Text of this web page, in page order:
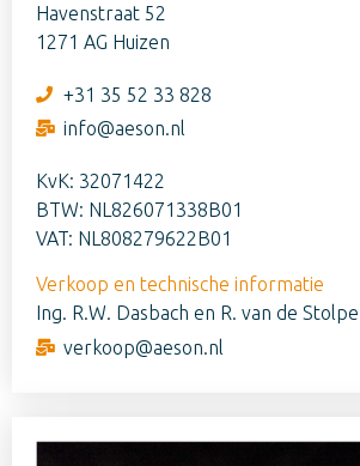
Havenstraat 52
1271 AG Huizen
+31 35 52 33 828
info@aeson.nl
KvK: 32071422
BTW: NL826071338B01
VAT: NL808279622B01
Verkoop en technische informatie
Ing. R.W. Dasbach en R. van de Stolpe
verkoop@aeson.nl